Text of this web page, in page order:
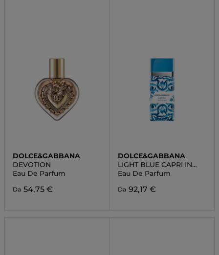
DOLCE&GABBANA
DEVOTION
Eau De Parfum
Da 54,75 €
DOLCE&GABBANA
LIGHT BLUE CAPRI IN
LOVE
Eau De Parfum
Da 92,17 €